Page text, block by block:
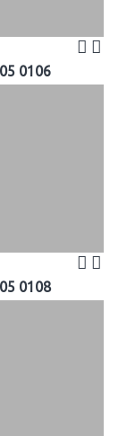
0106
0108